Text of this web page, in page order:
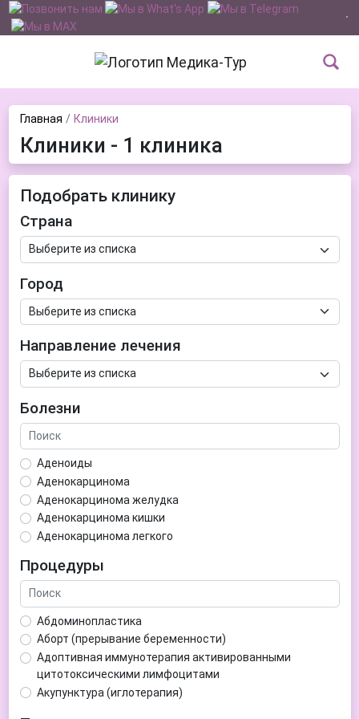
Главная Клиники
Клиники - 1 клиника
Подобрать клинику
Страна
Город
Направление лечения
Болезни
Аденоиды
Аденокарцинома
Аденокарцинома желудка
Аденокарцинома кишки
Аденокарцинома легкого
Аденома гипофиза
Аденома простаты
Аденома щитовидной железы
Аденомиоз
Адентия
Азооспермия
Акне (угри)
Алкоголизм
Процедуры
Абдоминопластика
Аборт (прерывание беременности)
Адоптивная иммунотерапия активированными
цитотоксическими лимфоцитами
Акупунктура (иглотерапия)